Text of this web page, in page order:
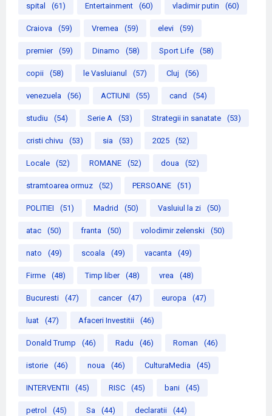
spital (61) Entertainment (60) vladimir putin (60)
Craiova (59) Vremea (59) elevi (59)
premier (59) Dinamo (58) Sport Life (58)
copii (58) le Vasluianul (57) Cluj (56)
venezuela (56) ACTIUNI (55) cand (54)
studiu (54) Serie A (53) Strategii in sanatate (53)
cristi chivu (53) sia (53) 2025 (52)
Locale (52) ROMANE (52) doua (52)
stramtoarea ormuz (52) PERSOANE (51)
POLITIEI (51) Madrid (50) Vasluiul la zi (50)
atac (50) franta (50) volodimir zelenski (50)
nato (49) scoala (49) vacanta (49)
Firme (48) Timp liber (48) vrea (48)
Bucuresti (47) cancer (47) europa (47)
luat (47) Afaceri Investitii (46)
Donald Trump (46) Radu (46) Roman (46)
istorie (46) noua (46) CulturaMedia (45)
INTERVENTII (45) RISC (45) bani (45)
petrol (45) Sa (44) declaratii (44)